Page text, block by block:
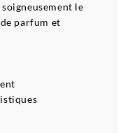
le
parfum et